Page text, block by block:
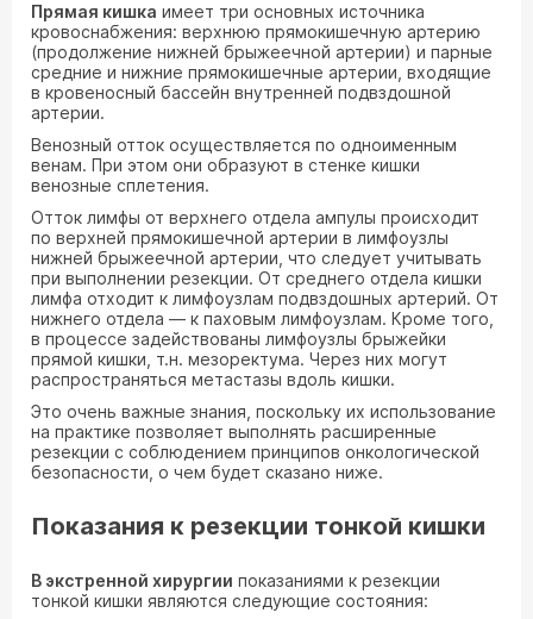
Прямая кишка имеет три основных источника
кровоснабжения: верхнюю прямокишечную артерию
(продолжение нижней брыжеечной артерии) и парные
средние и нижние прямокишечные артерии, входящие
в кровеносный бассейн внутренней подвздошной
артерии.
Венозный отток осуществляется по одноименным
венам. При этом они образуют в стенке кишки
венозные сплетения.
Отток лимфы от верхнего отдела ампулы происходит
по верхней прямокишечной артерии в лимфоузлы
нижней брыжеечной артерии, что следует учитывать
при выполнении резекции. От среднего отдела кишки
лимфа отходит к лимфоузлам подвздошных артерий. От
нижнего отдела — к паховым лимфоузлам. Кроме того,
в процессе задействованы лимфоузлы брыжейки
прямой кишки, т.н. мезоректума. Через них могут
распространяться метастазы вдоль кишки.
Это очень важные знания, поскольку их использование
на практике позволяет выполнять расширенные
резекции с соблюдением принципов онкологической
безопасности, о чем будет сказано ниже.
Показания к резекции тонкой кишки
В экстренной хирургии показаниями к резекции
тонкой кишки являются следующие состояния: